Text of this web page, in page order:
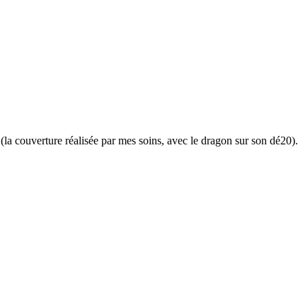
(la couverture réalisée par mes soins, avec le dragon sur son dé20).